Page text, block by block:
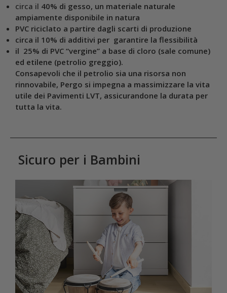
circa il 40% di gesso, un materiale naturale
ampiamente disponibile in natura
PVC riciclato a partire dagli scarti di produzione
circa il 10% di additivi per garantire la flessibilità
il 25% di PVC “vergine” a base di cloro (sale comune)
ed etilene (petrolio greggio).
Consapevoli che il petrolio sia una risorsa non
rinnovabile, Pergo si impegna a massimizzare la vita
utile dei Pavimenti LVT, assicurandone la durata per
tutta la vita.
Sicuro per i Bambini